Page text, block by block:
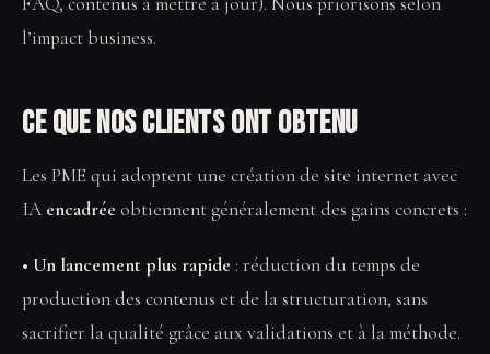
l’impact business.
Ce que nos clients ont obtenu
Les PME qui adoptent une création de site internet avec
IA encadrée obtiennent généralement des gains concrets :
• Un lancement plus rapide : réduction du temps de
production des contenus et de la structuration, sans
sacrifier la qualité grâce aux validations et à la méthode.